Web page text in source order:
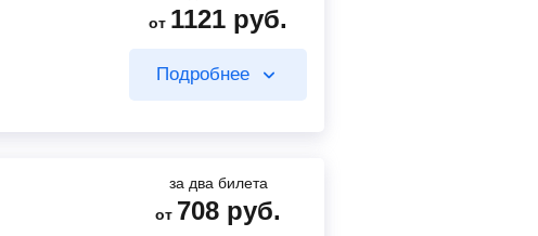
Найти билет
Найти билет
от 1121 руб.
Подробнее
за два билета
от 708 руб.